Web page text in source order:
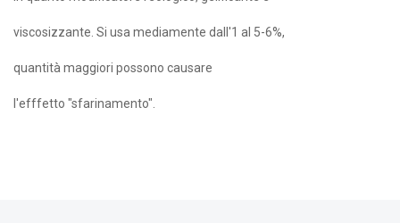
viscosizzante. Si usa mediamente dall'1 al 5-6%,
quantità maggiori possono causare
l'efffetto "sfarinamento".